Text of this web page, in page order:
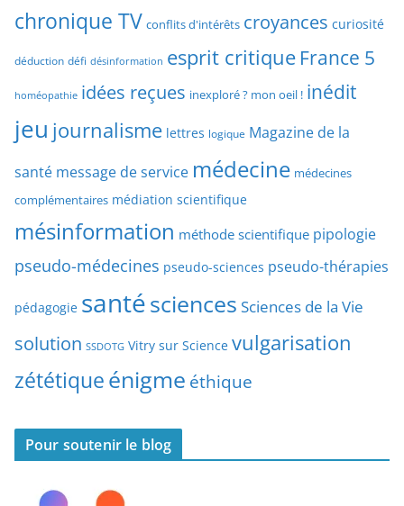
y
e
d
’
a
i
c
e
h
p
a
t
e
chronique TV conflits d'intérêts croyances curiosité
déduction défi désinformation esprit critique France 5
homéopathie idées reçues inexploré ? mon oeil ! inédit
jeu journalisme lettres logique Magazine de la
santé message de service médecine médecines
complémentaires médiation scientifique
mésinformation méthode scientifique pipologie
pseudo-médecines pseudo-sciences pseudo-thérapies
pédagogie santésciences Sciences de la Vie
solution SSDOTG Vitry sur Science vulgarisation
zététiqueénigme éthique
Pour soutenir le blog